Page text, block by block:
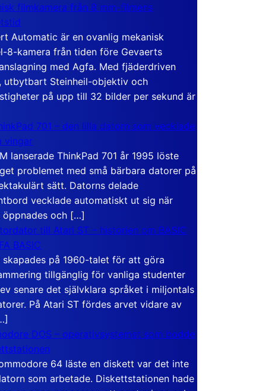
filmkamera från 8 mm-filmens
Automatic är en ovanlig mekanisk
8-kamera från tiden före Gevaerts
med Agfa. Med fjäderdriven
utbytbart Steinheil-objektiv och
på upp till 32 bilder per sekund är
701 – den lilla datorn som vecklade
vingar
lanserade ThinkPad 701 år 1995 löste
problemet med små bärbara datorer på
sätt. Datorns delade
vecklade automatiskt ut sig när
öppnades och […]
till Atari ST – historien om BASIC
BASIC
skapades på 1960-talet för att göra
tillgänglig för vanliga studenter
senare det självklara språket i miljontals
På Atari ST fördes arvet vidare av
DOS – operativsystemet som bodde
64 läste en diskett var det inte
som arbetade. Diskettstationen hade